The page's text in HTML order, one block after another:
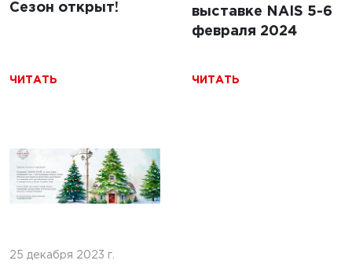
Сезон открыт!
ЧИТАТЬ
выставке NAIS 5-6
февраля 2024
ЧИТАТЬ
25 декабря 2023 г.
технологии
Строительство